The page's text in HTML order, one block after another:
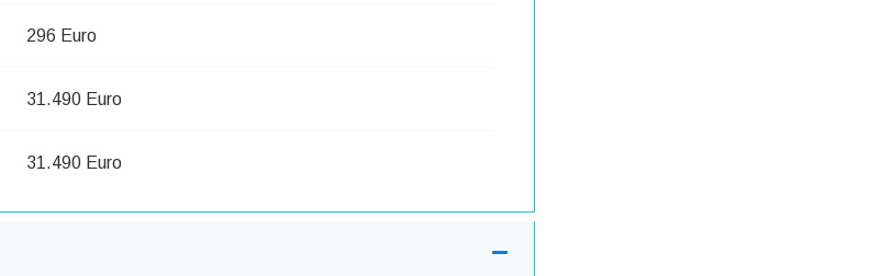
296 Euro
31.490 Euro
31.490 Euro